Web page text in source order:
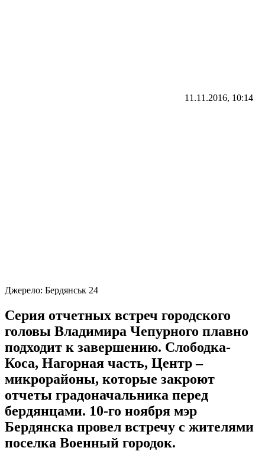
11.11.2016, 10:14
Джерело: Бердянськ 24
Серия отчетных встреч городского
головы Владимира Чепурного плавно
подходит к завершению. Слободка-
Коса, Нагорная часть, Центр –
микрорайоны, которые закроют
отчеты градоначальника перед
бердянцами. 10-го ноября мэр
Бердянска провел встречу с жителями
поселка Военный городок.